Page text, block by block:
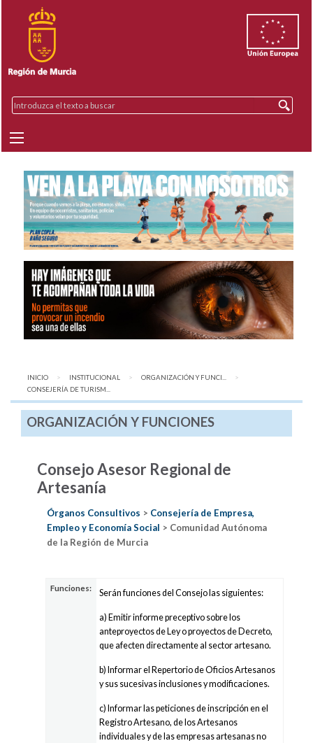
INICIO INSTITUCIONAL
ORGANIZACIÓN Y FUNCI...
AQUÍ:
CONSEJERÍA DE TURISM...
ORGANIZACIÓN Y FUNCIONES
Consejo Asesor Regional de
Artesanía
Órganos Consultivos > Consejería de Empresa,
Empleo y Economía Social > Comunidad Autónoma
de la Región de Murcia
Funciones:
Serán funciones del Consejo las siguientes:
a) Emitir informe preceptivo sobre los
anteproyectos de Ley o proyectos de Decreto,
que afecten directamente al sector artesano.
b) Informar el Repertorio de Oficios Artesanos
y sus sucesivas inclusiones y modificaciones.
c) Informar las peticiones de inscripción en el
Registro Artesano, de los Artesanos
individuales y de las empresas artesanas no